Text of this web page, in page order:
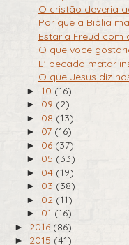
O cristão deveria
Por que a Biblia
Estaria Freud com
O que voce
E' pecado matar
O que Jesus diz
► 10 (16)
► 09 (2)
► 08 (13)
► 07 (16)
► 06 (37)
► 05 (33)
► 04 (19)
► 03 (38)
► 02 (11)
► 01 (16)
► 2016 (86)
► 2015 (41)